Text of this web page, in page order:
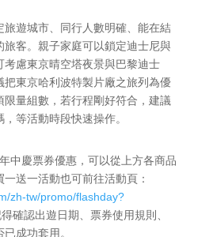
遊城市、同行人數明確、能在結
旅客。親子家庭可以鎖定迪士尼與
考慮東京晴空塔夜景與巴黎迪士
把東京哈利波特製片廠之旅列為優
限量組數，若行程剛好符合，建議
等活動時段快速操作。
中慶票券優惠，可以從上方各商品
送一活動也可前往活動頁：
zh-tw/promo/flashday?
確認出遊日期、票券使用規則、
成功套用。